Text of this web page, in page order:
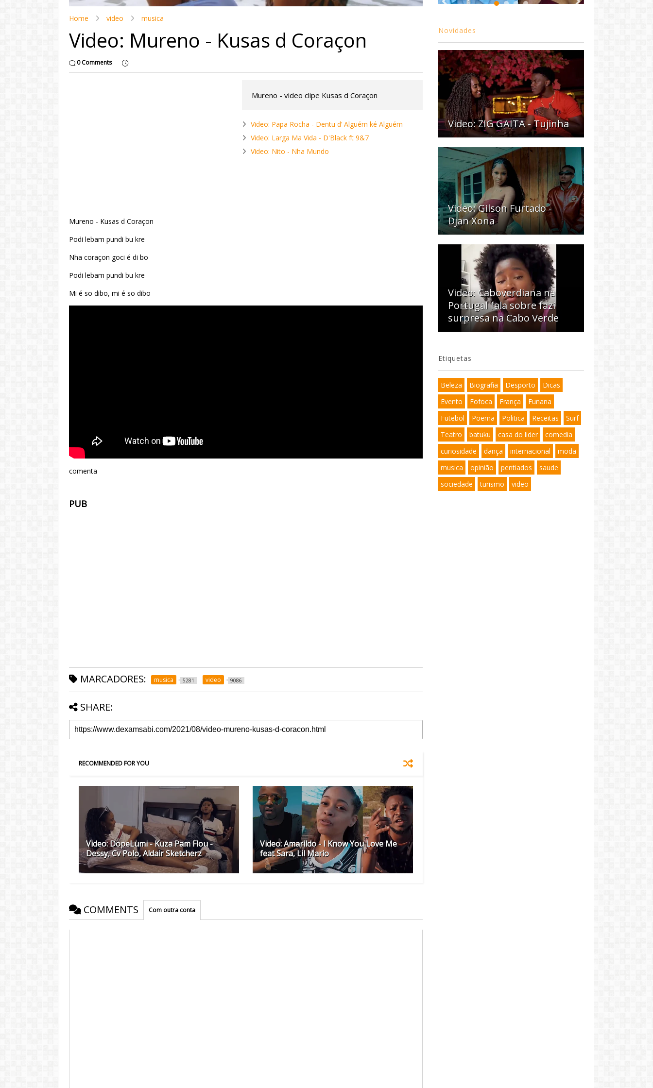
Home video musica
Video: Mureno - Kusas d Coraçon
0 Comments
Mureno - video clipe Kusas d Coraçon
Video: Papa Rocha - Dentu d‘ Alguém ké Alguém
Video: Larga Ma Vida - D'Black ft 9&7
Video: Nito - Nha Mundo
Mureno - Kusas d Coraçon
Podi lebam pundi bu kre
Nha coraçon goci é di bo
Podi lebam pundi bu kre
Mi é so dibo, mi é so dibo
comenta
PUB
MARCADORES: musica 5281 video 9086
SHARE:
RECOMMENDED FOR YOU
Video: DopeLumi - Kuza Pam Flou -
Dessy, Cv Polo, Aldair Sketcherz
Video: Amarildo - I Know You Love Me
feat Sara, Lil Mario
COMMENTS Com outra conta
Novidades
Video: ZIG GAITA - Tujinha
Video: Gilson Furtado -
Djan Xona
Video: Caboverdiana na
Portugal fala sobre fazi
surpresa na Cabo Verde
Etiquetas
Beleza Biografia Desporto
Dicas
Evento
Fofoca França
Funana
Futebol
Poema Politica Receitas
Surf
Teatro
batuku casa do lider
comedia
curiosidade
dança internacional
moda
musica
opinião pentiados
saude
sociedade
turismo video